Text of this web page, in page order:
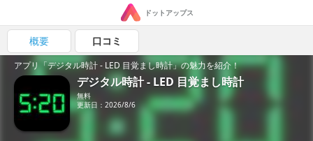
ドットアップス
概要 口コミ
アプリ「デジタル時計 - LED 目覚まし時計」の魅力を紹介！
デジタル時計 - LED 目覚まし時計
無料
更新日：2026/8/6